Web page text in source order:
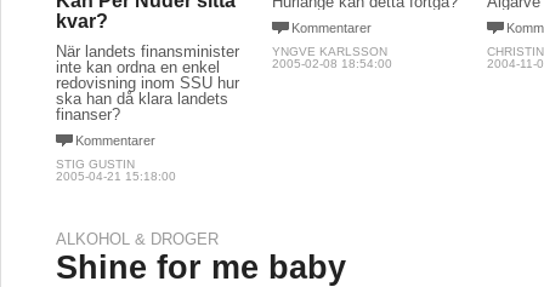
kvar?
När landets finansminister
inte kan ordna en enkel
redovisning inom SSU hur
ska han då klara landets
finanser?
Kommentarer
STIG GUSTIN
2005-04-21 15:18:00
Kommentarer
YNGVE KARLSSON
2005-02-08 18:54:00
2004-11-
ALKOHOL & DROGER
Shine for me baby